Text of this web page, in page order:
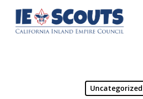
main
Uncategorized